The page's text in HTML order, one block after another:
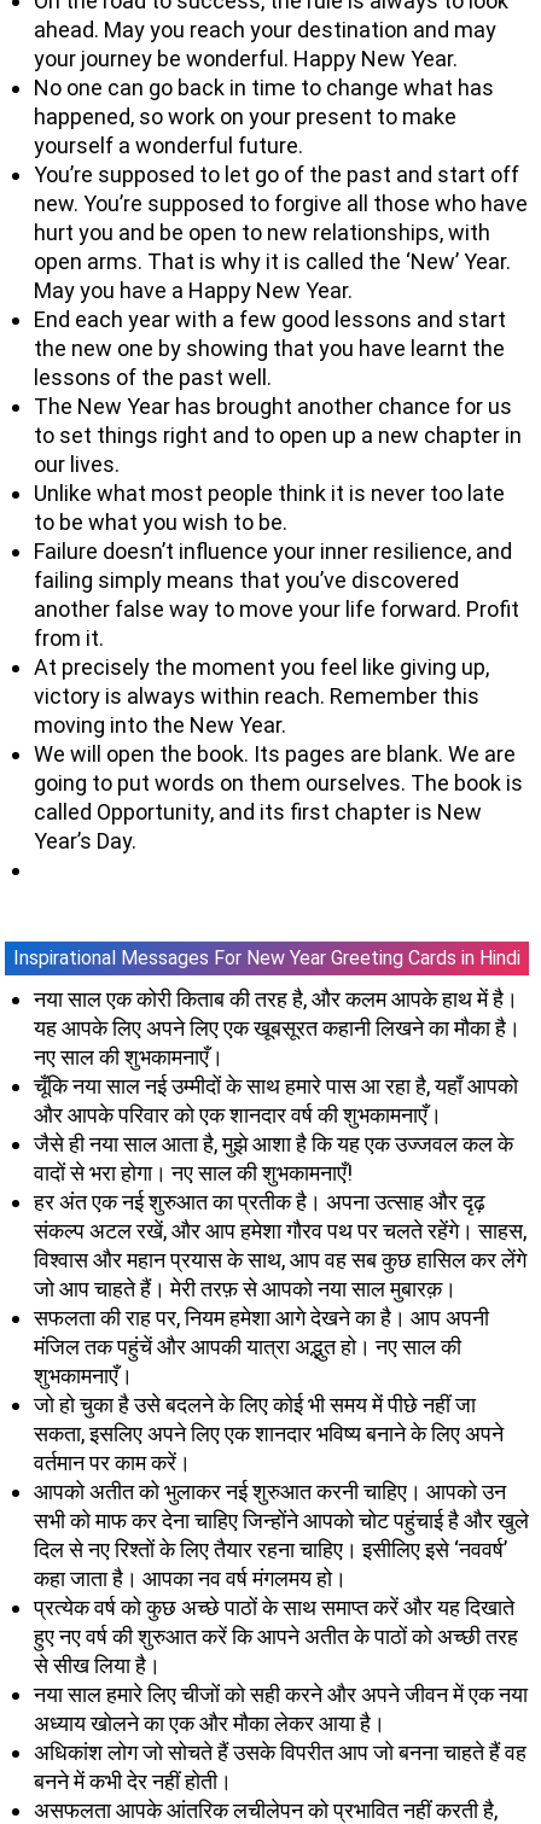
ahead. May you reach your destination and may
your journey be wonderful. Happy New Year.
No one can go back in time to change what has
happened, so work on your present to make
yourself a wonderful future.
You’re supposed to let go of the past and start off
new. You’re supposed to forgive all those who have
hurt you and be open to new relationships, with
open arms. That is why it is called the ‘New’ Year.
May you have a Happy New Year.
End each year with a few good lessons and start
the new one by showing that you have learnt the
lessons of the past well.
The New Year has brought another chance for us
to set things right and to open up a new chapter in
our lives.
Unlike what most people think it is never too late
to be what you wish to be.
Failure doesn’t influence your inner resilience, and
failing simply means that you’ve discovered
another false way to move your life forward. Profit
from it.
At precisely the moment you feel like giving up,
victory is always within reach. Remember this
moving into the New Year.
We will open the book. Its pages are blank. We are
going to put words on them ourselves. The book is
called Opportunity, and its first chapter is New
Year’s Day.
Inspirational Messages For New Year Greeting Cards in Hindi
नया साल एक कोरी किताब की तरह है, और कलम आपके हाथ में है।
यह आपके लिए अपने लिए एक खूबसूरत कहानी लिखने का मौका है।
नए साल की शुभकामनाएँ।
चूँकि नया साल नई उम्मीदों के साथ हमारे पास आ रहा है, यहाँ आपको
और आपके परिवार को एक शानदार वर्ष की शुभकामनाएँ।
जैसे ही नया साल आता है, मुझे आशा है कि यह एक उज्जवल कल के
वादों से भरा होगा। नए साल की शुभकामनाएँ!
हर अंत एक नई शुरुआत का प्रतीक है। अपना उत्साह और दृढ़
संकल्प अटल रखें, और आप हमेशा गौरव पथ पर चलते रहेंगे। साहस,
विश्वास और महान प्रयास के साथ, आप वह सब कुछ हासिल कर लेंगे
जो आप चाहते हैं। मेरी तरफ़ से आपको नया साल मुबारक़।
सफलता की राह पर, नियम हमेशा आगे देखने का है। आप अपनी
मंजिल तक पहुंचें और आपकी यात्रा अद्भुत हो। नए साल की
शुभकामनाएँ।
जो हो चुका है उसे बदलने के लिए कोई भी समय में पीछे नहीं जा
सकता, इसलिए अपने लिए एक शानदार भविष्य बनाने के लिए अपने
वर्तमान पर काम करें।
आपको अतीत को भुलाकर नई शुरुआत करनी चाहिए। आपको उन
सभी को माफ कर देना चाहिए जिन्होंने आपको चोट पहुंचाई है और खुले
दिल से नए रिश्तों के लिए तैयार रहना चाहिए। इसीलिए इसे ‘नववर्ष’
कहा जाता है। आपका नव वर्ष मंगलमय हो।
प्रत्येक वर्ष को कुछ अच्छे पाठों के साथ समाप्त करें और यह दिखाते
हुए नए वर्ष की शुरुआत करें कि आपने अतीत के पाठों को अच्छी तरह
से सीख लिया है।
नया साल हमारे लिए चीजों को सही करने और अपने जीवन में एक नया
अध्याय खोलने का एक और मौका लेकर आया है।
अधिकांश लोग जो सोचते हैं उसके विपरीत आप जो बनना चाहते हैं वह
बनने में कभी देर नहीं होती।
असफलता आपके आंतरिक लचीलेपन को प्रभावित नहीं करती है,